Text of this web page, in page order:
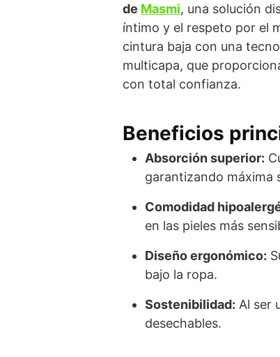
de Masmi, una solución
íntimo y el respeto por el
cintura baja con una
multicapa, que
con total confianza.
Beneficios
Absorción superior:
garantizando máxima
Comodidad
en las pieles más
Diseño ergonómico:
bajo la ropa.
Sostenibilidad: Al ser
desechables.